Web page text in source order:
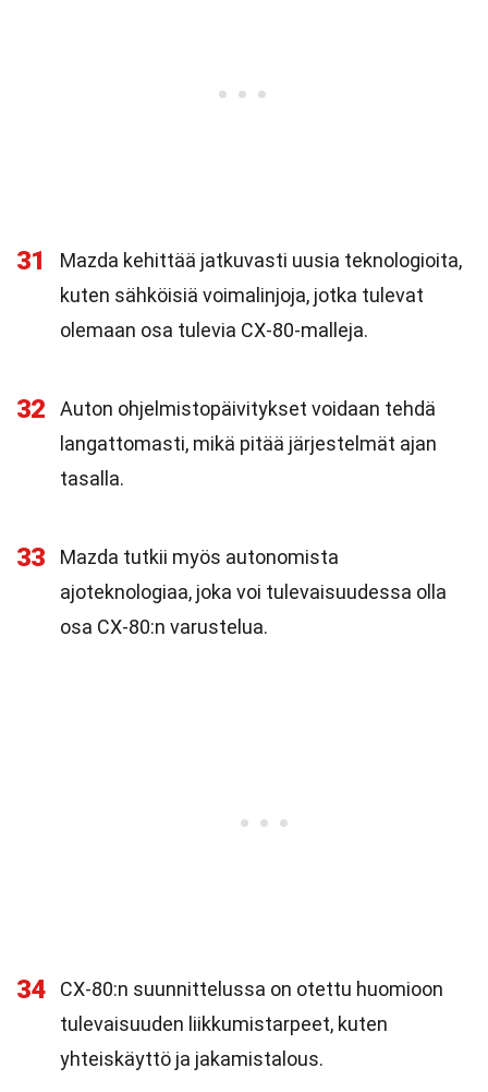
31
Mazda kehittää jatkuvasti uusia teknologioita,
kuten sähköisiä voimalinjoja, jotka tulevat
olemaan osa tulevia CX-80-malleja.
32
Auton ohjelmistopäivitykset voidaan tehdä
langattomasti, mikä pitää järjestelmät ajan
tasalla.
33
Mazda tutkii myös autonomista
ajoteknologiaa, joka voi tulevaisuudessa olla
osa CX-80:n varustelua.
34
CX-80:n suunnittelussa on otettu huomioon
tulevaisuuden liikkumistarpeet, kuten
yhteiskäyttö ja jakamistalous.